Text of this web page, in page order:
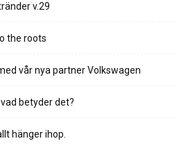
v.29
the roots
vår nya partner Volkswagen
betyder det?
– allt hänger ihop.